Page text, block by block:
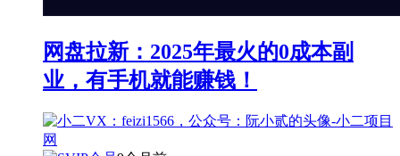
网盘拉新：2025年最火的0成本副
业，有手机就能赚钱！